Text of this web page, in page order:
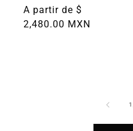
Precio
habitual
A partir de $
2,480.00 MXN
1